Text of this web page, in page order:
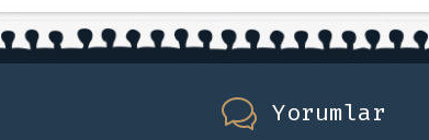
Yorumlar